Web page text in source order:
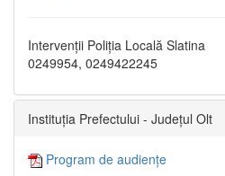
Intervenții Poliția Locală Slatina
0249954, 0249422245
Instituția Prefectului - Județul Olt
Program de audiențe